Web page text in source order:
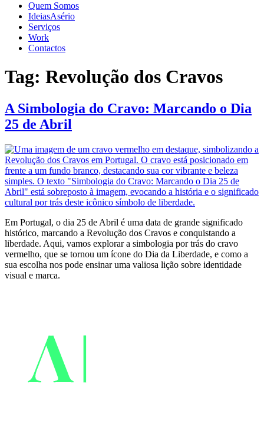
Quem Somos
IdeiasAsério
Serviços
Work
Contactos
Tag: Revolução dos Cravos
A Simbologia do Cravo: Marcando o Dia
25 de Abril
Em Portugal, o dia 25 de Abril é uma data de grande significado
histórico, marcando a Revolução dos Cravos e conquistando a
liberdade. Aqui, vamos explorar a simbologia por trás do cravo
vermelho, que se tornou um ícone do Dia da Liberdade, e como a
sua escolha nos pode ensinar uma valiosa lição sobre identidade
visual e marca.